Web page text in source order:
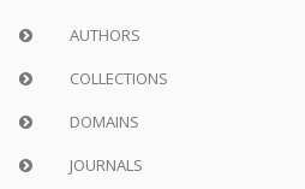
AUTHORS
COLLECTIONS
DOMAINS
JOURNALS